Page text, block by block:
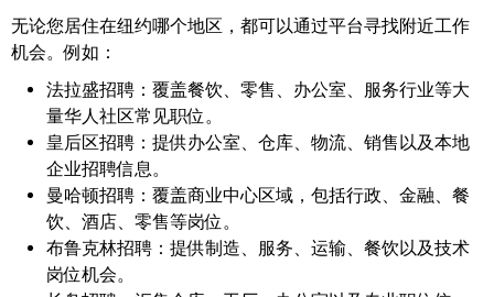
无论您居住在纽约哪个地区，都可以通过平台寻找附近工作
机会。例如：
法拉盛招聘： 覆盖餐饮、零售、办公室、服务行业等大
量华人社区常见职位。
皇后区招聘： 提供办公室、仓库、物流、销售以及本地
企业招聘信息。
曼哈顿招聘： 覆盖商业中心区域，包括行政、金融、餐
饮、酒店、零售等岗位。
布鲁克林招聘： 提供制造、服务、运输、餐饮以及技术
岗位机会。